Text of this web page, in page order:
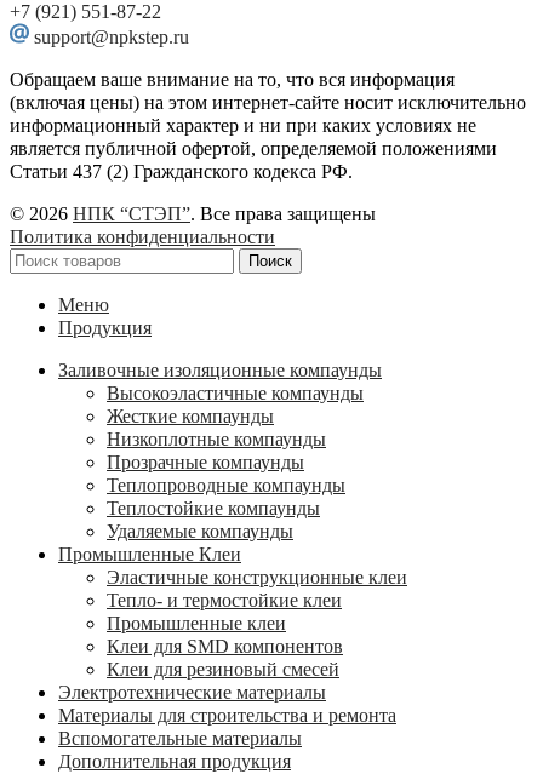
+7 (921) 551-87-22
support@npkstep.ru
Обращаем ваше внимание на то, что вся информация
(включая цены) на этом интернет-сайте носит исключительно
информационный характер и ни при каких условиях не
является публичной офертой, определяемой положениями
Статьи 437 (2) Гражданского кодекса РФ.
© 2026 НПК “СТЭП”. Все права защищены
Политика конфиденциальности
Поиск
Меню
Продукция
Заливочные изоляционные компаунды
Высокоэластичные компаунды
Жесткие компаунды
Низкоплотные компаунды
Прозрачные компаунды
Теплопроводные компаунды
Теплостойкие компаунды
Удаляемые компаунды
Промышленные Клеи
Эластичные конструкционные клеи
Тепло- и термостойкие клеи
Промышленные клеи
Клеи для SMD компонентов
Клеи для резиновый смесей
Электротехнические материалы
Материалы для строительства и ремонта
Вспомогательные материалы
Дополнительная продукция